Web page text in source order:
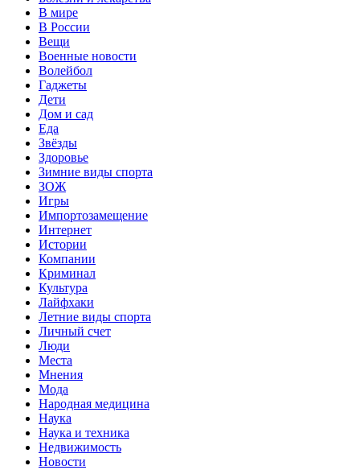
В мире
В России
Вещи
Военные новости
Волейбол
Гаджеты
Дети
Дом и сад
Еда
Звёзды
Здоровье
Зимние виды спорта
ЗОЖ
Игры
Импортозамещение
Интернет
Истории
Компании
Криминал
Культура
Лайфхаки
Летние виды спорта
Личный счет
Люди
Места
Мнения
Мода
Народная медицина
Наука
Наука и техника
Недвижимость
Новости